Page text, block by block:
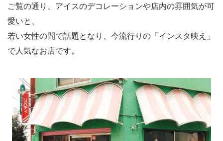
ご覧の通り、アイスのデコレーションや店内の雰囲気が可
愛いと、
若い女性の間で話題となり、今流行りの「インスタ映え」
で人気なお店です。